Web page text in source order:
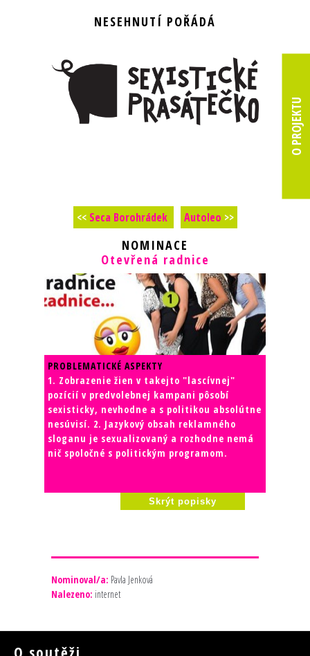
NESEHNUTÍ POŘÁDÁ
<< Seca Borohrádek Autoleo >>
O PROJEKTU
NOMINACE
Otevřená radnice
PROBLEMATICKÉ ASPEKTY
1. Zobrazenie žien v takejto "lascívnej"
pozícií v predvolebnej kampani pôsobí
sexisticky, nevhodne a s politikou absolútne
nesúvisí. 2. Jazykový obsah reklamného
sloganu je sexualizovaný a rozhodne nemá
nič spoločné s politickým programom.
Skrýt popisky
Nominoval/a: Pavla Jenková
Nalezeno: internet